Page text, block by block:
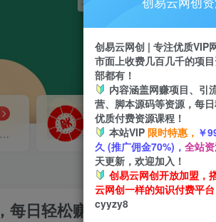
研究探讨更多创业项目路子。
VIP推广
70%分佣
会员专属推广链接
日轻松赚取1500元！附带
创易云网创 | 专注优质VIP
市面上收费几百几千的项
部都有！
内容涵盖网赚项目、引
营、脚本源码等资源，每
优质付费资源课程！
本站VIP 限时特惠， ￥
久 (推广佣金70%)， 全站
天更新，欢迎加入！
创易云网创开放加盟，
云网创一样的知识付费平台
cyyzy8